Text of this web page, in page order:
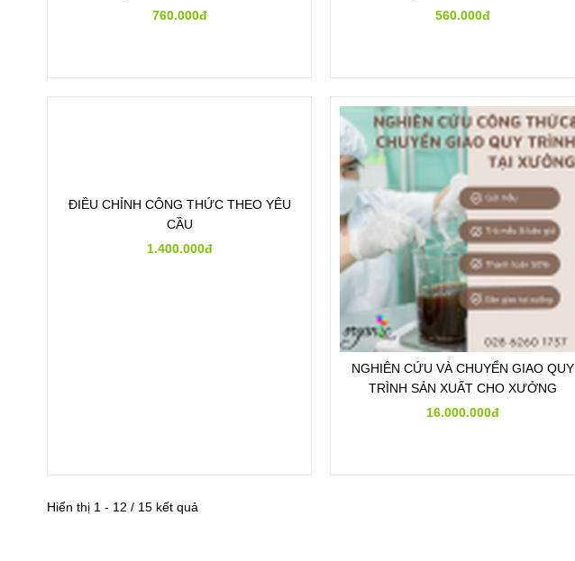
760.000đ
560.000đ
NGHIÊN CỨU VÀ CHUYỂN GIAO QUY
TRÌNH SẢN XUẤT CHO XƯỞNG
16.000.000đ
Hiển thị 1 - 12 / 15 kết quả